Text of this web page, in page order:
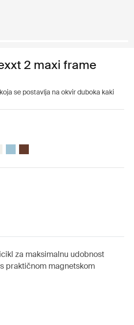
2 maxi frame
se postavlja na okvir duboka kaki
crna
siva
2 Duboka kaki (selected)
2 Brušena žuta
Nexxt 2 Maxi Mint Green
Yepp Nexxt 2 Maxi Snow White
Thule Yepp Nexxt 2 Maxi Akvamarin
Thule Yepp Nexxt 2 Maxi Chocolate
za maksimalnu udobnost
praktičnom magnetskom